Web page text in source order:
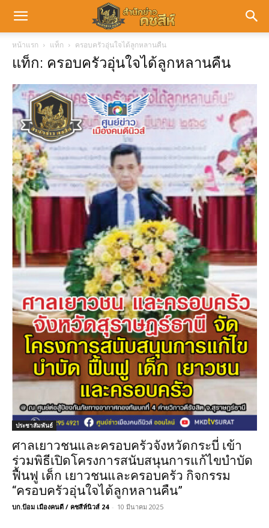
หน้าแรก แท็ก ครอบครัวอุ่นใจได้ลูกหลานคืน
แท็ก: ครอบครัวอุ่นใจได้ลูกหลานคืน
ประชาสัมพันธ์
ศาลเยาวชนและครอบครัวจังหวัดกระบี่ เข้า
ร่วมพิธีเปิดโครงการสนับสนุนการแก้ไขบำบัด
ฟื้นฟู เด็ก เยาวชนและครอบครัว กิจกรรม
“ครอบครัวอุ่นใจได้ลูกหลานคืน”
บก.ป้อม เมืองคนดี / คชสีห์นิวส์ 24 - 10 มีนาคม 2025